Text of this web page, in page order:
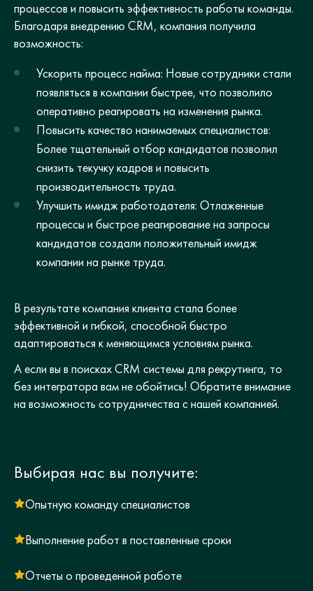
процессов и повысить эффективность работы команды.
Благодаря внедрению CRM, компания получила
возможность:
Ускорить процесс найма: Новые сотрудники стали
появляться в компании быстрее, что позволило
оперативно реагировать на изменения рынка.
Повысить качество нанимаемых специалистов:
Более тщательный отбор кандидатов позволил
снизить текучку кадров и повысить
производительность труда.
Улучшить имидж работодателя: Отлаженные
процессы и быстрое реагирование на запросы
кандидатов создали положительный имидж
компании на рынке труда.
В результате компания клиента стала более
эффективной и гибкой, способной быстро
адаптироваться к меняющимся условиям рынка.
А если вы в поисках CRM системы для рекрутинга, то
без интегратора вам не обойтись! Обратите внимание
на возможность сотрудничества с нашей компанией.
Выбирая нас вы получите:
Опытную команду специалистов
Выполнение работ в поставленные сроки
Отчеты о проведенной работе